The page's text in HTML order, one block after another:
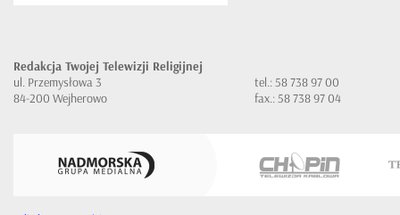
Redakcja Twojej Telewizji Religijnej
ul. Przemysłowa 3
84-200 Wejherowo
tel.: 58 738 97 00
fax.: 58 738 97 04